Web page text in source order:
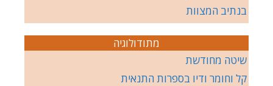
בנתיב המצוות
מתודולוגיה
שיטה מחודשת
קל וחומר ודיו בספרות התנאית